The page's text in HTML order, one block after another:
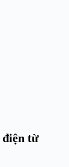
điện từ